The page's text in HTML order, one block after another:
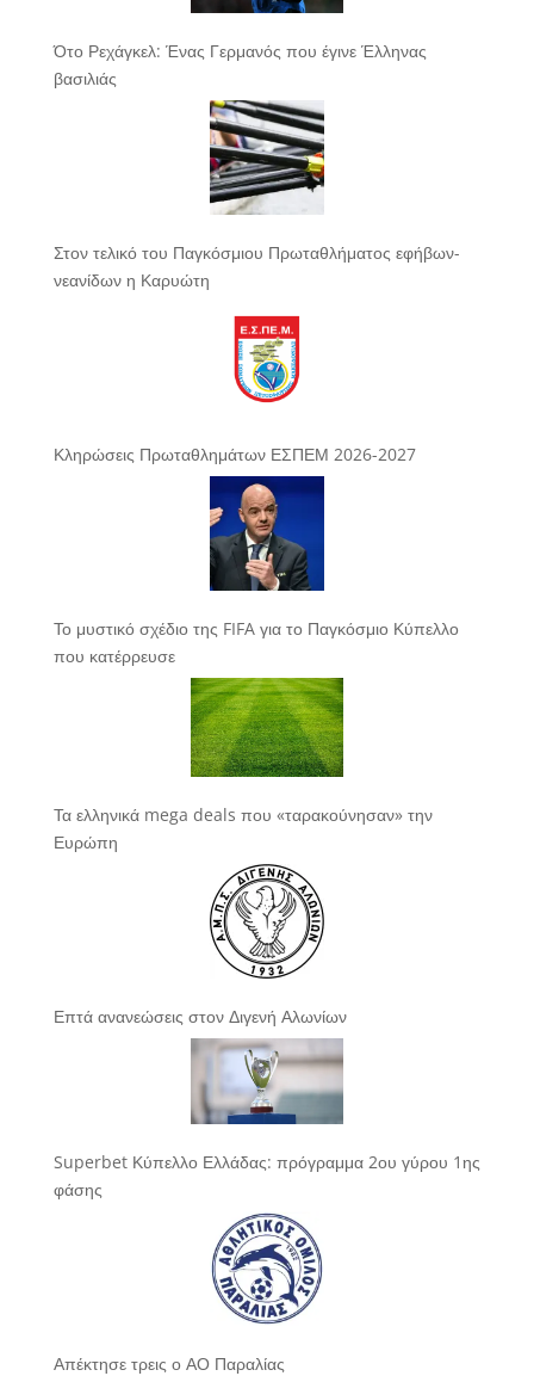
Ότο Ρεχάγκελ: Ένας Γερμανός που έγινε Έλληνας
βασιλιάς
Στον τελικό του Παγκόσμιου Πρωταθλήματος εφήβων-
νεανίδων η Καρυώτη
Κληρώσεις Πρωταθλημάτων ΕΣΠΕΜ 2026-2027
Το μυστικό σχέδιο της FIFA για το Παγκόσμιο Κύπελλο
που κατέρρευσε
Τα ελληνικά mega deals που «ταρακούνησαν» την
Ευρώπη
Επτά ανανεώσεις στον Διγενή Αλωνίων
Superbet Κύπελλο Ελλάδας: πρόγραμμα 2ου γύρου 1ης
φάσης
Απέκτησε τρεις ο ΑΟ Παραλίας